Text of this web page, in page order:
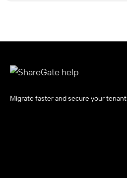
Migrate faster and secure your tenant